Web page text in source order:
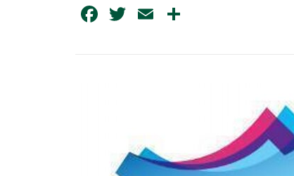
Facebook
Twitter
Email